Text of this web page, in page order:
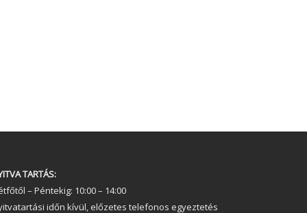
TARTÁS:
– Péntekig: 10:00 – 14:00
időn kívül, előzetes telefonos egyeztetés